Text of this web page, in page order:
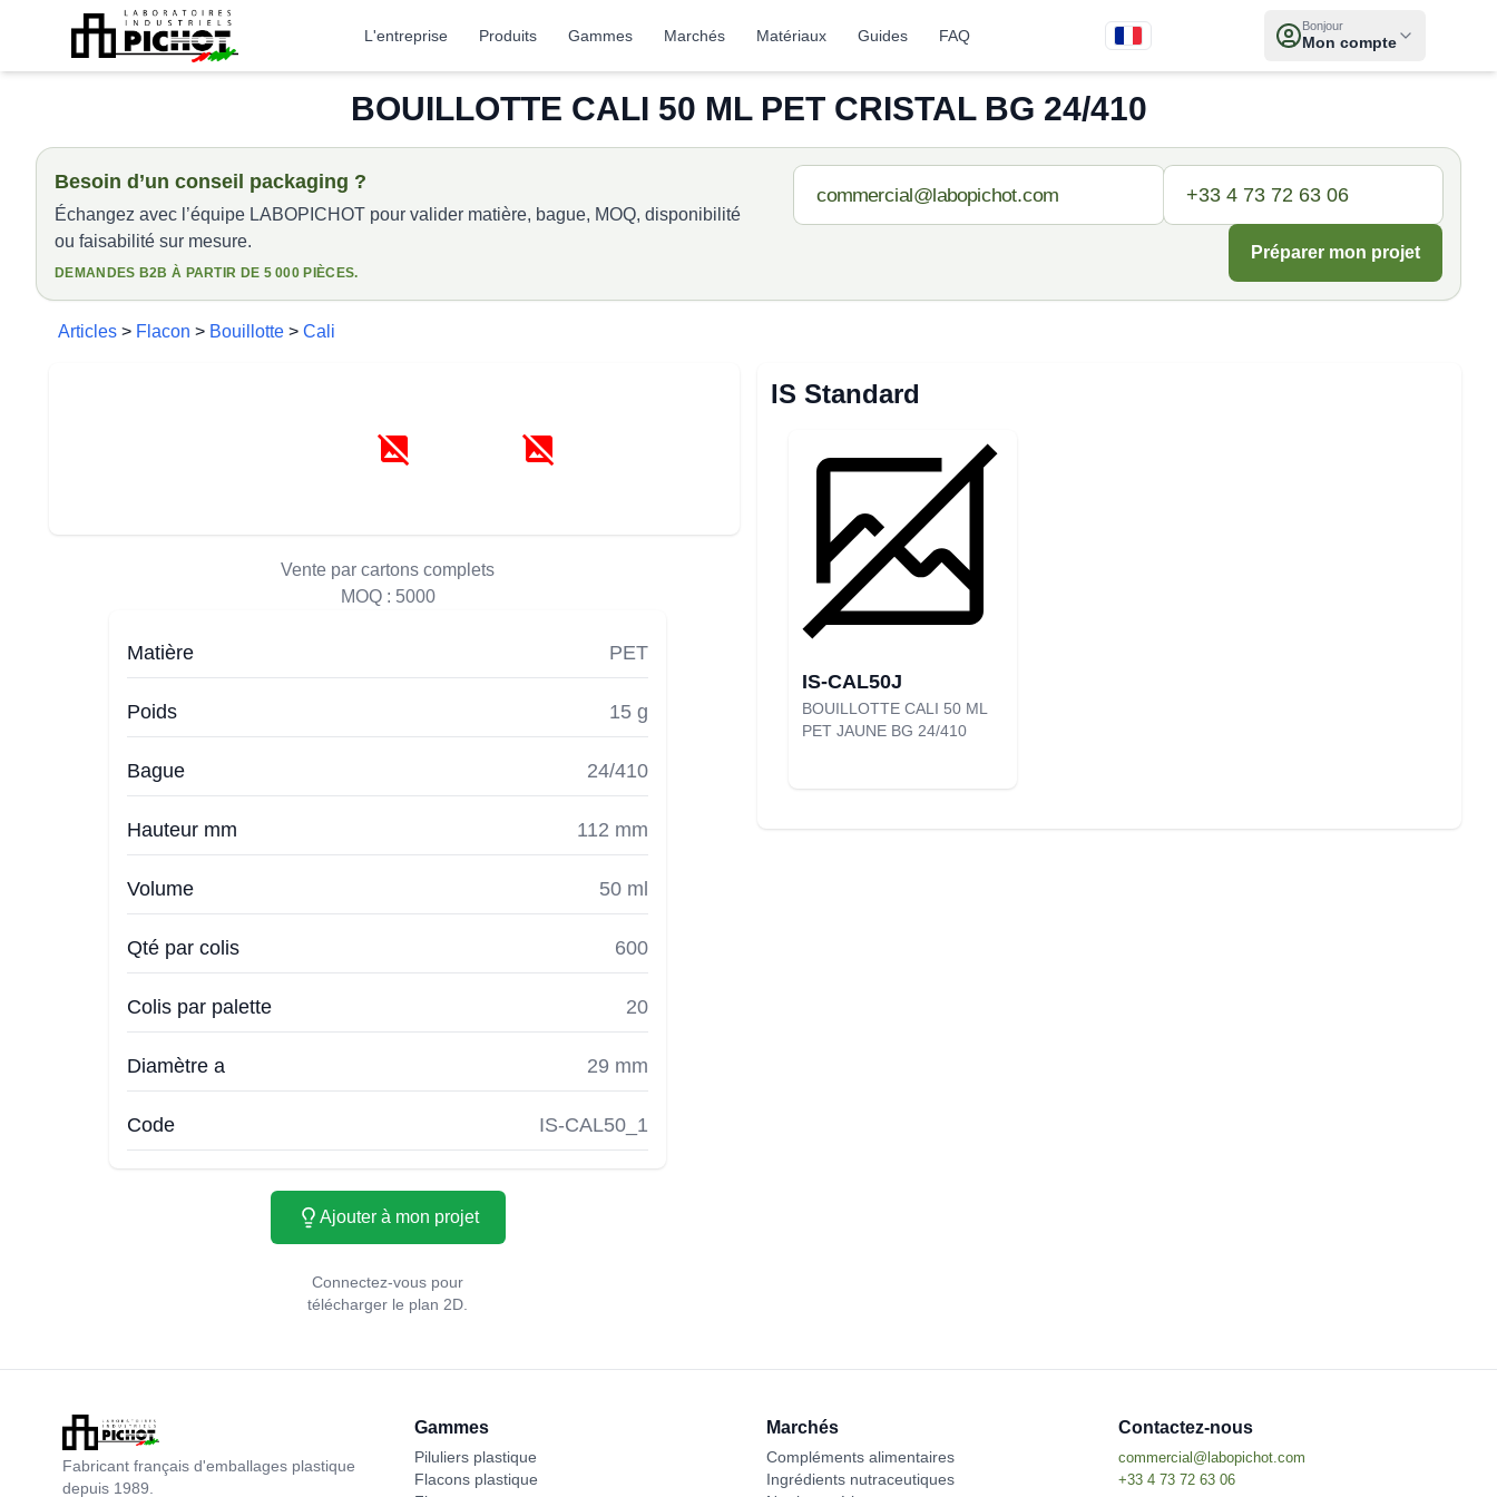
L'entreprise Produits Gammes Marchés Matériaux Guides FAQ
Bonjour
Mon compte
BOUILLOTTE CALI 50 ML PET CRISTAL BG 24/410
Besoin d’un conseil packaging ?
Échangez avec l’équipe LABOPICHOT pour valider matière, bague, MOQ, disponibilité
ou faisabilité sur mesure.
DEMANDES B2B À PARTIR DE 5 000 PIÈCES.
Préparer mon projet
Articles > Flacon > Bouillotte > Cali
Vente par cartons complets
MOQ : 5000
Matière PET
Poids 15 g
Bague 24/410
Hauteur mm 112 mm
Volume 50 ml
Qté par colis 600
Colis par palette 20
Diamètre a 29 mm
Code IS-CAL50_1
Ajouter à mon projet
Connectez-vous pour
télécharger le plan 2D.
IS Standard
IS-CAL50J
BOUILLOTTE CALI 50 ML
PET JAUNE BG 24/410
Fabricant français d'emballages plastique
depuis 1989.
Gammes
Piluliers plastique
Flacons plastique
Marchés
Compléments alimentaires
Ingrédients nutraceutiques
Contactez-nous